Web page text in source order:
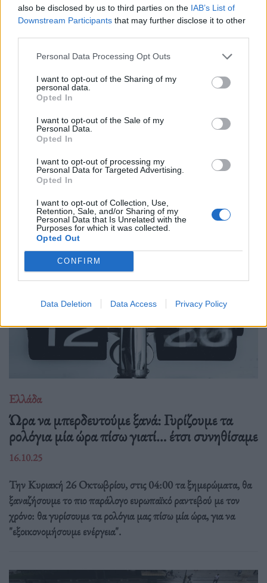
also be disclosed by us to third parties on the IAB’s List of
Downstream Participants that may further disclose it to other
Personal Data Processing Opt Outs
I want to opt-out of the Sharing of my
personal data.
Opted In
I want to opt-out of the Sale of my
Personal Data.
Opted In
I want to opt-out of processing my
Personal Data for Targeted Advertising.
Opted In
I want to opt-out of Collection, Use,
Retention, Sale, and/or Sharing of my
Personal Data that Is Unrelated with the
Purposes for which it was collected.
Opted Out
CONFIRM
Data Deletion Data Access Privacy Policy
στο Google News
Newsroom
Ετικέτες :Απολογία σταθμάρχη
Δείτε επίσης
Ελλάδα
Ώρα να μπερδευτούμε ξανά: Γυρίζουμε τα
ρολόγια μία ώρα πίσω γιατί… έτσι συνηθίσαμε
16.10.25
Την Κυριακή 26 Οκτωβρίου, στις 04:00 τα ξημερώματα, θα
ξαναζήσουμε το πιο παράλογο ευρωπαϊκό ραντεβού με τον
χρόνο: θα γυρίσουμε τα ρολόγια μας πίσω μία ώρα, για να
"εξοικονομήσουμε ενέργεια".